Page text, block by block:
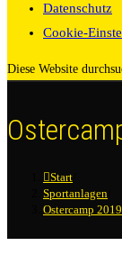
Datenschutz
Cookie-
Diese Website
Start
Sportanlagen
Ostercamp 2019